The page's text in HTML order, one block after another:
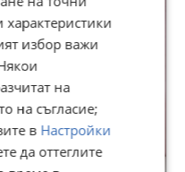
избор важи
на
на съгласие;
в Настройки
да оттеглите